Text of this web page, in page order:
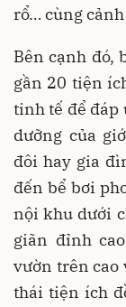
rổ… cùng
Bên cạnh đó,
gần 20 tiện
tinh tế để đáp
dưỡng của
đôi hay gia
đến bể bơi
nội khu dưới
giãn đỉnh
vườn trên cao
thái tiện ích